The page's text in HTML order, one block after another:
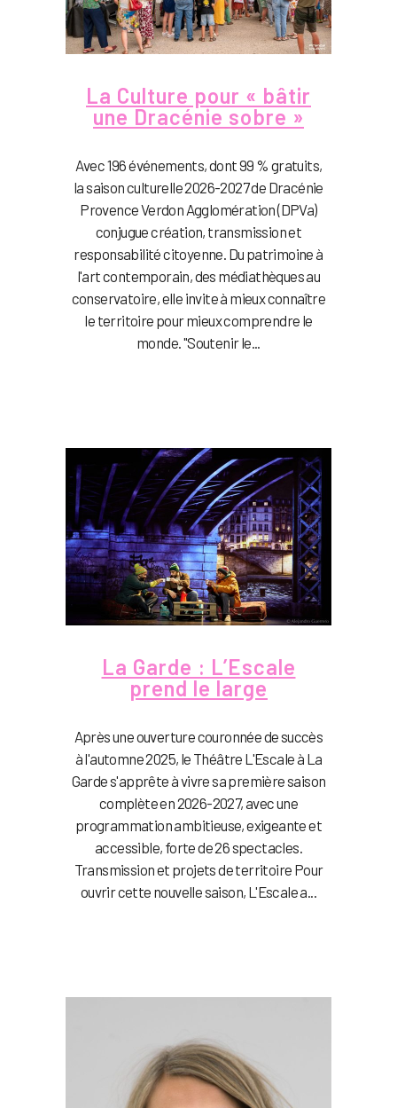
La Culture pour « bâtir
une Dracénie sobre »
Avec 196 événements, dont 99 % gratuits,
la saison culturelle 2026-2027 de Dracénie
Provence Verdon Agglomération (DPVa)
conjugue création, transmission et
responsabilité citoyenne. Du patrimoine à
l'art contemporain, des médiathèques au
conservatoire, elle invite à mieux connaître
le territoire pour mieux comprendre le
monde. "Soutenir le...
La Garde : L’Escale
prend le large
Après une ouverture couronnée de succès
à l'automne 2025, le Théâtre L'Escale à La
Garde s'apprête à vivre sa première saison
complète en 2026-2027, avec une
programmation ambitieuse, exigeante et
accessible, forte de 26 spectacles.
Transmission et projets de territoire Pour
ouvrir cette nouvelle saison, L'Escale a...